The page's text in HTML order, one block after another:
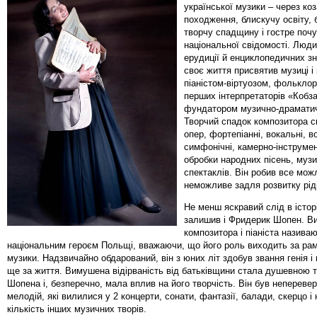
української музики – через
походження, блискучу освіту,
творчу спадщину і гостре
національної свідомості.
ерудиції й енциклопедичних
своє життя присвятив музиці і
піаністом-віртуозом,
перших інтерпретаторів
фундатором музично-
Творчий спадок композитора
опер, фортепіанні, вокальні,
симфонічні, камерно-
обробки народних пісень,
спектаклів. Він робив все
неможливе задля розвитку
Не менш яскравий слід в
залишив і Фридерик Шопен.
композитора і піаніста
національним героєм Польщі, вважаючи, що його роль виходить за
музики. Надзвичайно обдарований, він з юних літ здобув звання генія
ще за життя. Вимушена відірваність від батьківщини стала душевною
Шопена і, безперечно, мала вплив на його творчість. Він був
мелодій, які вилилися у 2 концерти, сонати, фантазії, балади, скерцо і
кількість інших музичних творів.